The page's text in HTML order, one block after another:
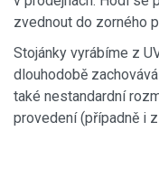
zvednout do zorného
Stojánky vyrábíme z
dlouhodobě
také nestandardní
provedení (případně i